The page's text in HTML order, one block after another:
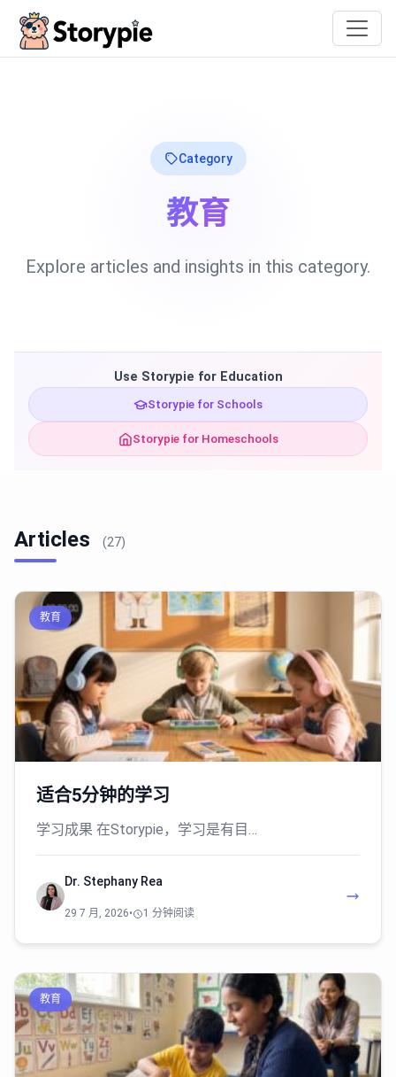
Category
教育
Explore articles and insights in this category.
Use Storypie for Education
Storypie for Schools
Storypie for Homeschools
Articles (27)
教育
适合5分钟的学习
学习成果 在Storypie，学习是有目…
Dr. Stephany Rea
29 7 月, 2026• 1 分钟阅读
教育